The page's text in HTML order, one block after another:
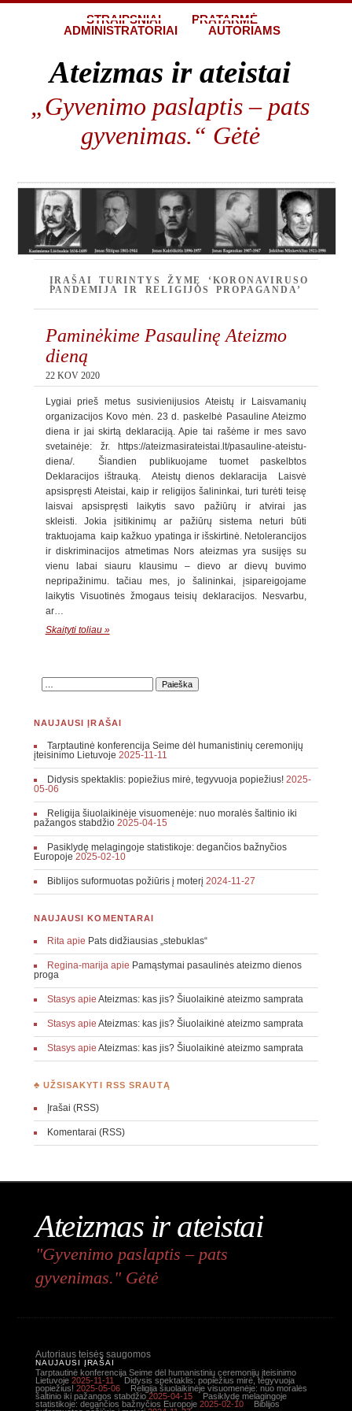
STRAIPSNIAI
PRATARMĖ
ADMINISTRATORIAI
AUTORIAMS
Ateizmas ir ateistai
„Gyvenimo paslaptis – pats
gyvenimas.“ Gėtė
ĮRAŠAI TURINTYS ŽYMĘ ‘KORONAVIRUSO
PANDEMIJA IR RELIGIJOS PROPAGANDA’
Paminėkime Pasaulinę Ateizmo
dieną
22 KOV 2020
Lygiai prieš metus susivienijusios Ateistų ir Laisvamanių
organizacijos Kovo mėn. 23 d. paskelbė Pasauline Ateizmo
diena ir jai skirtą deklaraciją. Apie tai rašėme ir mes savo
svetainėje: žr. https://ateizmasirateistai.lt/pasauline-ateistu-
diena/. Šiandien publikuojame tuomet paskelbtos
Deklaracijos ištrauką. Ateistų dienos deklaracija Laisvė
apsispręsti Ateistai, kaip ir religijos šalininkai, turi turėti teisę
laisvai apsispręsti laikytis savo pažiūrų ir atvirai jas
skleisti. Jokia įsitikinimų ar pažiūrų sistema neturi būti
traktuojama kaip kažkuo ypatinga ir išskirtinė. Netolerancijos
ir diskriminacijos atmetimas Nors ateizmas yra susijęs su
vienu labai siauru klausimu – dievo ar dievų buvimo
nepripažinimu. tačiau mes, jo šalininkai, įsipareigojame
laikytis Visuotinės žmogaus teisių deklaracijos. Nesvarbu,
ar…
Skaityti toliau »
NAUJAUSI ĮRAŠAI
Tarptautinė konferencija Seime dėl humanistinių ceremonijų
įteisinimo Lietuvoje 2025-11-11
Didysis spektaklis: popiežius mirė, tegyvuoja popiežius! 2025-
05-06
Religija šiuolaikinėje visuomenėje: nuo moralės šaltinio iki
pažangos stabdžio 2025-04-15
Pasiklydę melagingoje statistikoje: degančios bažnyčios
Europoje 2025-02-10
Biblijos suformuotas požiūris į moterį 2024-11-27
NAUJAUSI KOMENTARAI
Ritaapie Pats didžiausias „stebuklas“
Regina-marijaapie Pamąstymai pasaulinės ateizmo dienos
proga
Stasysapie Ateizmas: kas jis? Šiuolaikinė ateizmo samprata
Stasysapie Ateizmas: kas jis? Šiuolaikinė ateizmo samprata
Stasysapie Ateizmas: kas jis? Šiuolaikinė ateizmo samprata
♣ UŽSISAKYTI RSS SRAUTĄ
Įrašai (RSS)
Komentarai (RSS)
Ateizmas ir ateistai
"Gyvenimo paslaptis – pats
gyvenimas." Gėtė
Autoriaus teisės saugomos
NAUJAUSI ĮRAŠAI
Tarptautinė konferencija Seime dėl humanistinių ceremonijų įteisinimo
Lietuvoje 2025-11-11
Didysis spektaklis: popiežius mirė, tegyvuoja
popiežius! 2025-05-06
Religija šiuolaikinėje visuomenėje: nuo moralės
šaltinio iki pažangos stabdžio 2025-04-15
Pasiklydę melagingoje
statistikoje: degančios bažnyčios Europoje 2025-02-10
Biblijos